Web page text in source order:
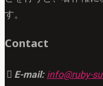
『最
客』"
す。
Contact
E-mail: info@ruby-